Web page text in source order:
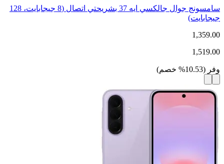
سامسونج جوال جالكسي ايه 37 بشريحتي اتصال (8 جيجابايت، 128
جيجابايت)
1,359.00
1,519.00
وفر (
10.53
% خصم)